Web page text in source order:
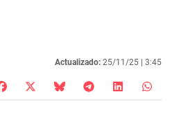
Actualizado: 25/11/25 | 3:45